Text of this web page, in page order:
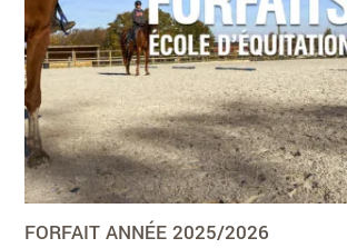
FORFAIT ANNÉE 2025/2026